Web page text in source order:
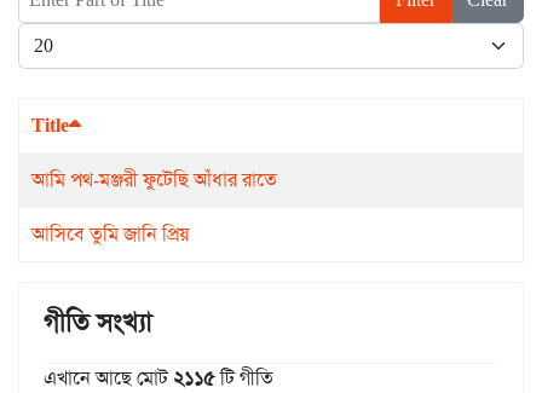
Display #
Title
আমি পথ-মঞ্জরী ফুটেছি আঁধার রাতে
আসিবে তুমি জানি প্রিয়
গীতি সংখ্যা
এখানে আছে মোট২১১৫টি গীতি